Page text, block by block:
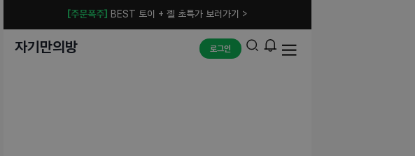
[주문폭주] BEST 토이 + 젤 초특가 보러가기 >
자기만의방 로그인